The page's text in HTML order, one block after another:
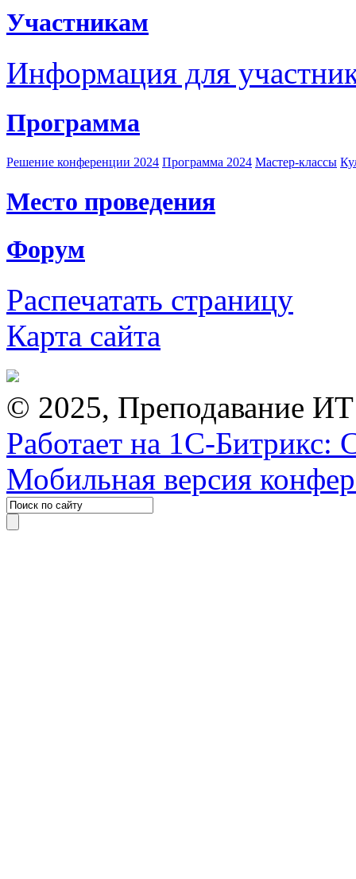
Участникам
Информация для
Программа
Решение конференции 2024 Программа 2024 Мастер-классы
Место проведения
Форум
Распечатать страницу
Карта сайта
© 2025, Преподавание
Работает на 1С-Битрикс:
Мобильная версия